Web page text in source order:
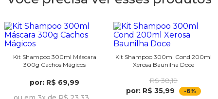
Kit Shampoo 300ml Máscara
300g Cachos Mágicos
por: R$ 69,99
Kit Shampoo 300ml Cond 200ml
Xerosa Baunilha Doce
R$ 38,19
por: R$ 35,99
-6%